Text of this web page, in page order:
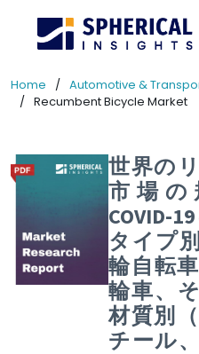
Home
Automotive &
Recumbent Bicycle Market
世界の
市場の
COVID-
タイプ
輪自転
輪車、
材質別
チール